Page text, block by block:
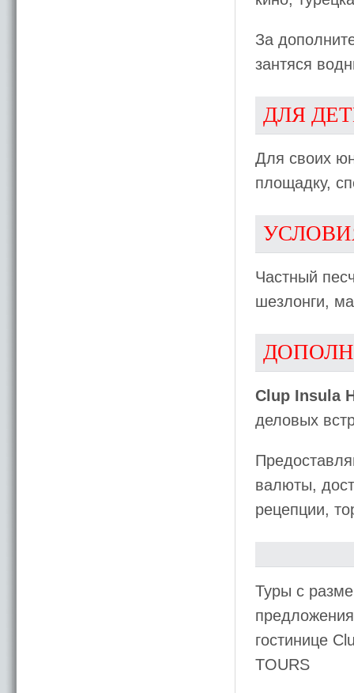
За
зантяся
ДЛЯ
Для своих
площадку,
Частный
шезлонги,
Clup Insula
деловых
валюты,
рецепции,
Туры с
гостинице
TOURS